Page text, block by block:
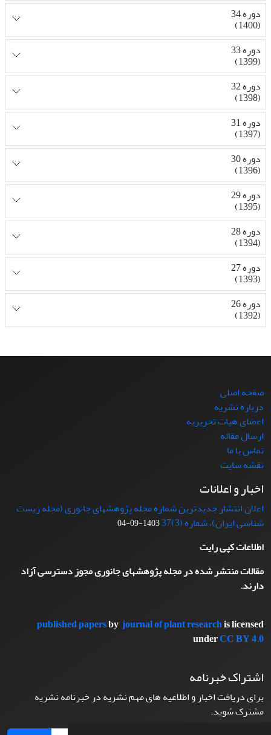
دوره 34
(1400)
دوره 33
(1399)
دوره 32
(1398)
دوره 31
(1397)
دوره 30
(1396)
دوره 29
(1395)
دوره 28
(1394)
دوره 27
(1393)
دوره 26
(1392)
صفحه اصلی
درباره نشریه
اعضای هیات تحریریه
ارسال مقاله
تماس با ما
نقشه سایت
اخبار و اعلانات
اعلان انتشار جدیدترین شماره مجله پژوهشهای جانوری (مجله زیست
شناسی ایران)، شماره (3)37
1403-09-04
اطلاعات کپی رایت
مقالات منتشر شده در مجله پژوهشهای جانوری مجوز دسترسی آزاد
دارند.
published papersbyjournal of plant researchis licensed
underCC BY 4.0
اشتراک خبرنامه
برای دریافت اخبار و اطلاعیه های مهم نشریه در خبرنامه نشریه
مشترک شوید.